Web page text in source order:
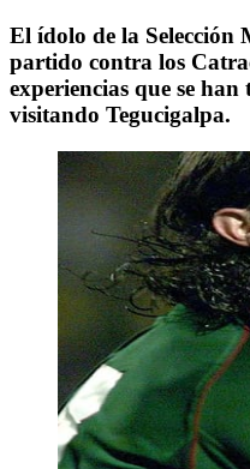
El ídolo de la Selección
partido contra los
experiencias que se
visitando Tegucigalpa.